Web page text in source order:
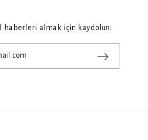
haberleri almak için kaydolun: